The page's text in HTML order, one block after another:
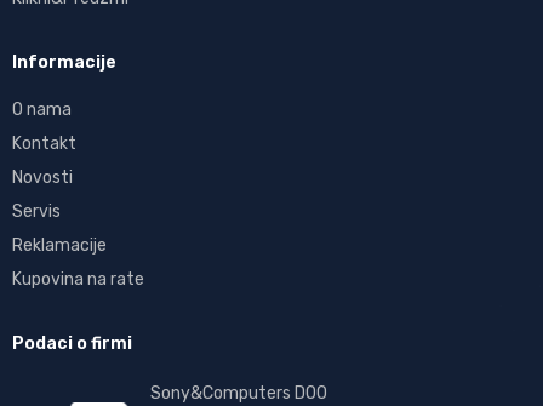
Informacije
O nama
Kontakt
Novosti
Servis
Reklamacije
Kupovina na rate
Podaci o firmi
Sony&Computers DOO